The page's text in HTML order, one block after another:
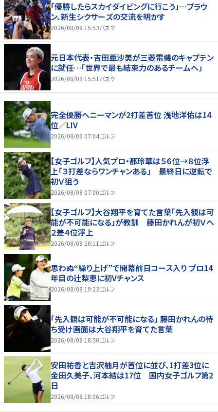
「優勝したらスカイダイビングに行こう」…ブラウ
ン、新生シクサーズの交流を明かす
2026/08/08 15:53バスケ
元日本代表・吉田亜沙美が三菱電機のキャプテン
に就任…「世界で最も結束力のあるチームへ」
2026/08/08 15:51 バスケ
完全優勝へニーマンが2打差首位 浅地洋佑は14
位／LIV
2026/08/09 07:04ゴルフ
【女子ゴルフ】人気プロ・都玲華は５６位→８位浮
上「３打差ならワンチャンある」 最終日に逆転で
初Ｖ狙う
2026/08/09 07:00ゴルフ
【女子ゴルフ】大谷翔平を育てた言葉「先入観は可
能が不可能になる」が教訓 藤田かれんが初Ｖへ
２差４位浮上
2026/08/08 20:11 ゴルフ
思わぬ“繰り上げ”で開幕前日コース入り プロ14
年目の辻梨恵に初Vチャンス
2026/08/08 19:23ゴルフ
「先入観は可能が不可能になる」 藤田かれんの待
ち受け画面は大谷翔平を育てた言葉
2026/08/08 18:50ゴルフ
安田祐香と吉沢柚月が首位に並び、1打差3位に
金田久美子、河本結は17位 国内女子ゴルフ第2
日
2026/08/08 18:06ゴルフ